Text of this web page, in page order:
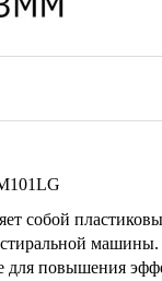
собой
машины.
для повышения